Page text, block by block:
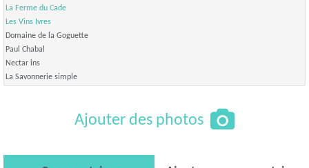
La Ferme du Cade
Les Vins Ivres
Domaine de la Goguette
Paul Chabal
Nectar ins
La Savonnerie simple
Ajouter des photos